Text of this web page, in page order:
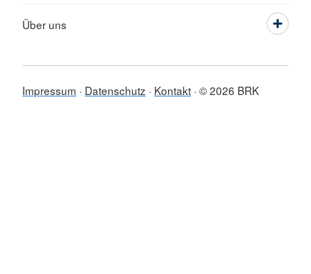
Über uns
Impressum Datenschutz Kontakt © 2026 BRK